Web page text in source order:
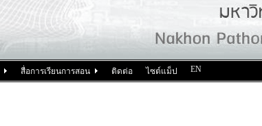
สื่อการเรียนการสอน ติดต่อ ไซต์แม็ป EN